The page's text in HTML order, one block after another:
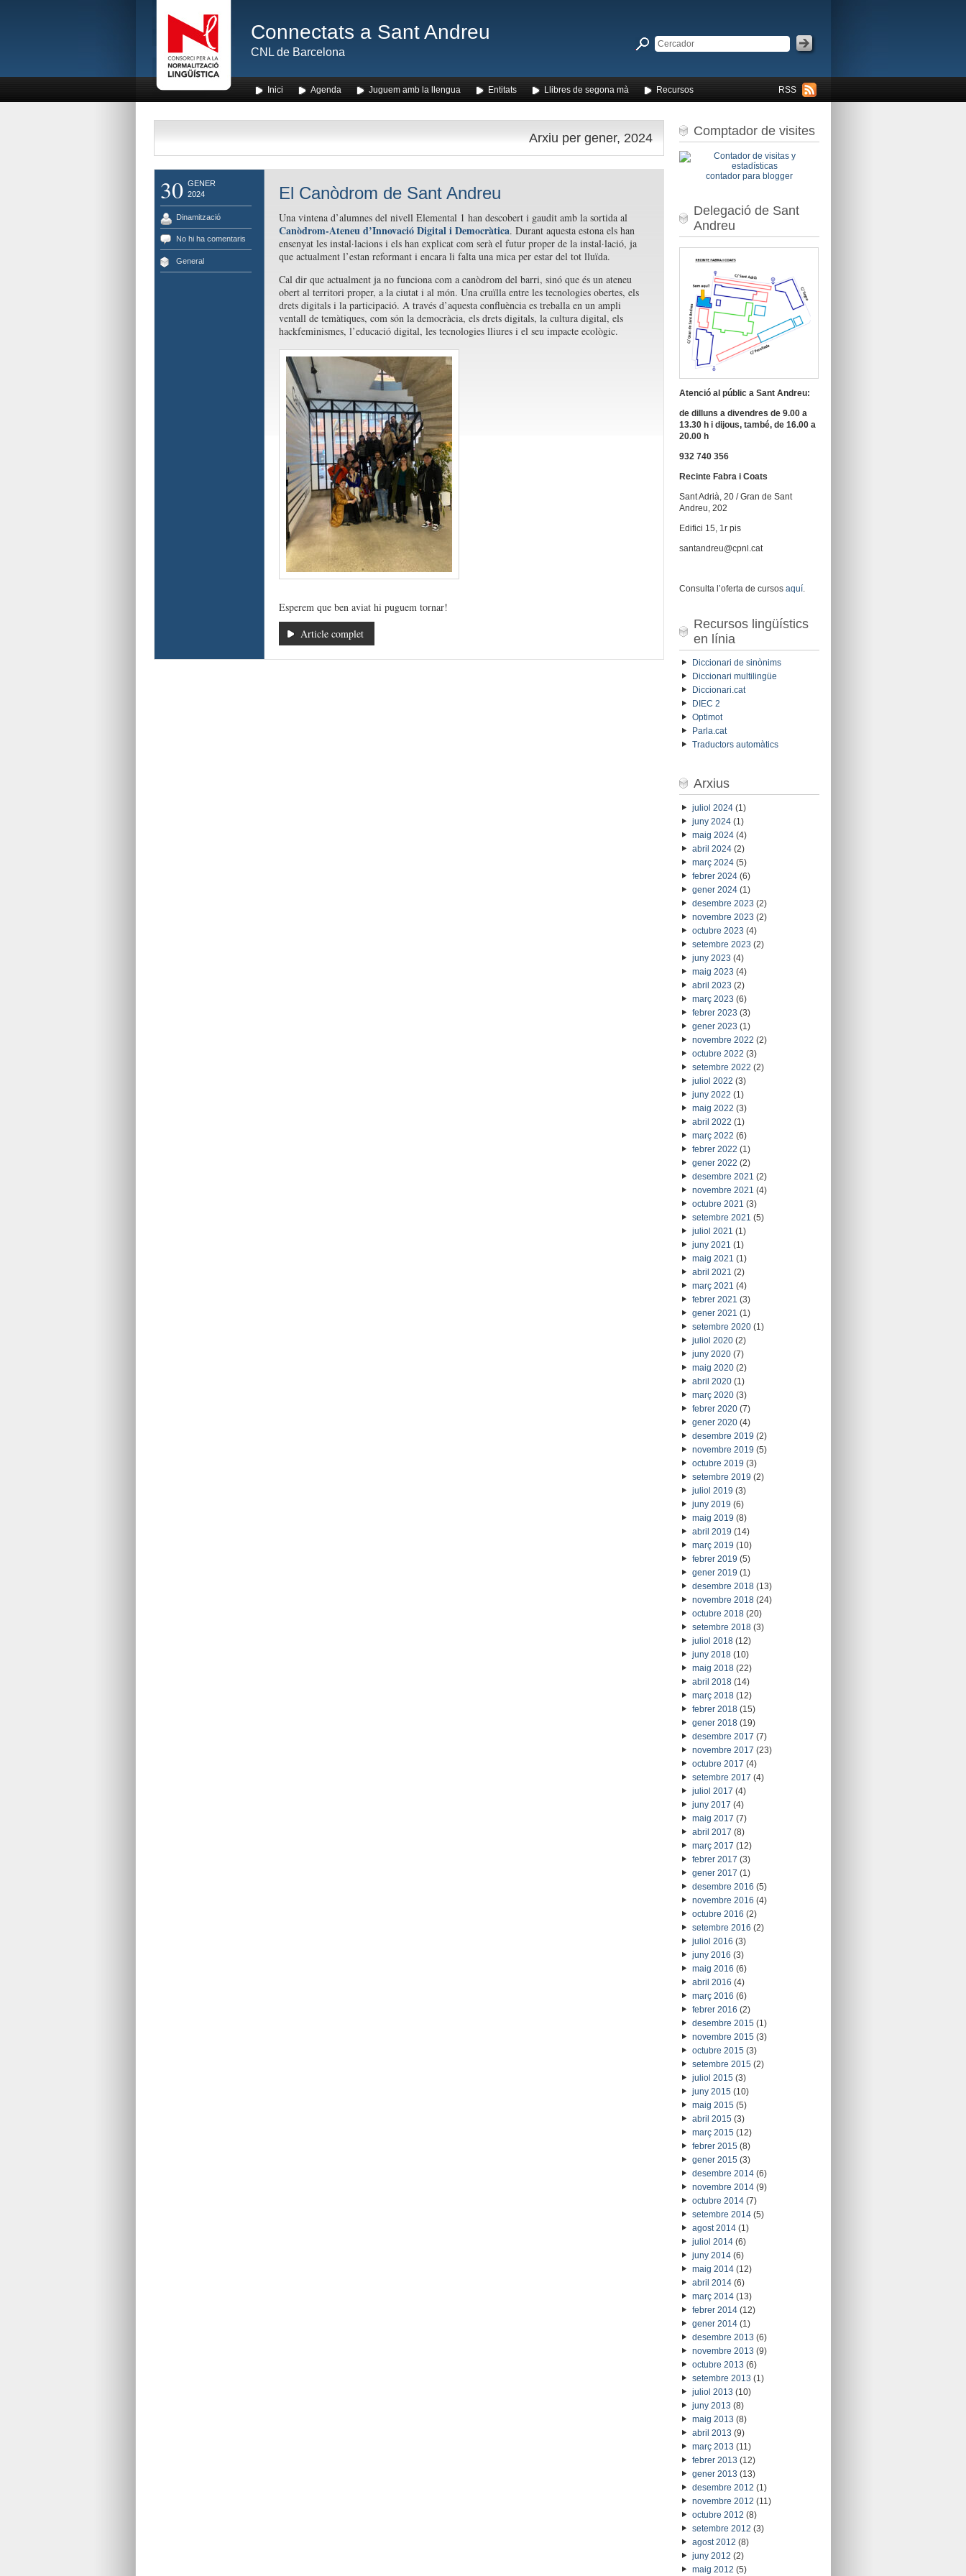
Connectats a Sant Andreu
CNL de Barcelona
RSS
Inici Agenda Juguem amb la llengua Entitats Llibres de segona mà Recursos
Arxiu per gener, 2024
30 GENER
2024
Dinamització
No hi ha comentaris
General
El Canòdrom de Sant Andreu
Una vintena d’alumnes del nivell Elemental 1 han descobert i gaudit amb la sortida al
Canòdrom-Ateneu d’Innovació Digital i Democràtica. Durant aquesta estona els han
ensenyat les instal·lacions i els han explicat com serà el futur proper de la instal·lació, ja
que actualment l’estan reformant i encara li falta una mica per estar del tot lluïda.
Cal dir que actualment ja no funciona com a canòdrom del barri, sinó que és un ateneu
obert al territori proper, a la ciutat i al món. Una cruïlla entre les tecnologies obertes, els
drets digitals i la participació. A través d’aquesta confluència es treballa en un ampli
ventall de temàtiques, com són la democràcia, els drets digitals, la cultura digital, els
hackfeminismes, l’educació digital, les tecnologies lliures i el seu impacte ecològic.
Esperem que ben aviat hi puguem tornar!
Article complet
Comptador de visites
contador para blogger
Delegació de Sant
Andreu
Atenció al públic a Sant Andreu:
de dilluns a divendres de 9.00 a
13.30 h i dijous, també, de 16.00 a
20.00 h
932 740 356
Recinte Fabra i Coats
Sant Adrià, 20 / Gran de Sant
Andreu, 202
Edifici 15, 1r pis
santandreu@cpnl.cat
Consulta l’oferta de cursos aquí.
Recursos lingüístics
en línia
Diccionari de sinònims
Diccionari multilingüe
Diccionari.cat
DIEC 2
Optimot
Parla.cat
Traductors automàtics
Arxius
juliol 2024(1)
juny 2024(1)
maig 2024(4)
abril 2024(2)
març 2024(5)
febrer 2024(6)
gener 2024(1)
desembre 2023 (2)
novembre 2023 (2)
octubre 2023 (4)
setembre 2023 (2)
juny 2023 (4)
maig 2023 (4)
abril 2023 (2)
març 2023 (6)
febrer 2023 (3)
gener 2023 (1)
novembre 2022 (2)
octubre 2022 (3)
setembre 2022 (2)
juliol 2022 (3)
juny 2022 (1)
maig 2022 (3)
abril 2022 (1)
març 2022 (6)
febrer 2022 (1)
gener 2022 (2)
desembre 2021 (2)
novembre 2021 (4)
octubre 2021 (3)
setembre 2021 (5)
juliol 2021 (1)
juny 2021 (1)
maig 2021 (1)
abril 2021 (2)
març 2021 (4)
febrer 2021 (3)
gener 2021 (1)
setembre 2020(1)
juliol 2020(2)
juny 2020(7)
maig 2020(2)
abril 2020(1)
març 2020(3)
febrer 2020(7)
gener 2020(4)
desembre 2019 (2)
novembre 2019 (5)
octubre 2019 (3)
setembre 2019 (2)
juliol 2019 (3)
juny 2019 (6)
maig 2019 (8)
abril 2019 (14)
març 2019 (10)
febrer 2019 (5)
gener 2019 (1)
desembre 2018(13)
novembre 2018(24)
octubre 2018(20)
setembre 2018(3)
juliol 2018(12)
juny 2018(10)
maig 2018(22)
abril 2018(14)
març 2018(12)
febrer 2018(15)
gener 2018(19)
desembre 2017 (7)
novembre 2017 (23)
octubre 2017 (4)
setembre 2017 (4)
juliol 2017 (4)
juny 2017 (4)
maig 2017 (7)
abril 2017 (8)
març 2017 (12)
febrer 2017 (3)
gener 2017 (1)
desembre 2016 (5)
novembre 2016 (4)
octubre 2016 (2)
setembre 2016 (2)
juliol 2016 (3)
juny 2016 (3)
maig 2016 (6)
abril 2016 (4)
març 2016 (6)
febrer 2016 (2)
desembre 2015(1)
novembre 2015(3)
octubre 2015(3)
setembre 2015(2)
juliol 2015(3)
juny 2015(10)
maig 2015(5)
abril 2015(3)
març 2015(12)
febrer 2015(8)
gener 2015(3)
desembre 2014(6)
novembre 2014(9)
octubre 2014(7)
setembre 2014(5)
agost 2014(1)
juliol 2014(6)
juny 2014(6)
maig 2014(12)
abril 2014(6)
març 2014(13)
febrer 2014(12)
gener 2014(1)
desembre 2013 (6)
novembre 2013 (9)
octubre 2013 (6)
setembre 2013 (1)
juliol 2013 (10)
juny 2013 (8)
maig 2013 (8)
abril 2013 (9)
març 2013 (11)
febrer 2013 (12)
gener 2013 (13)
desembre 2012 (1)
novembre 2012 (11)
octubre 2012 (8)
setembre 2012 (3)
agost 2012 (8)
juny 2012 (2)
maig 2012 (5)